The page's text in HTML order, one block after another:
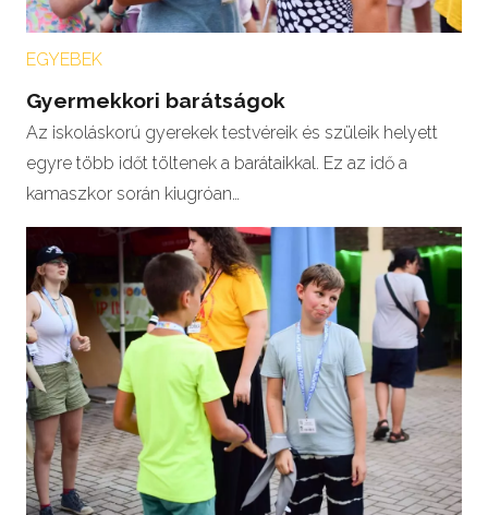
EGYEBEK
Gyermekkori barátságok
Az iskoláskorú gyerekek testvéreik és szüleik helyett
egyre több időt töltenek a barátaikkal. Ez az idő a
kamaszkor során kiugróan…